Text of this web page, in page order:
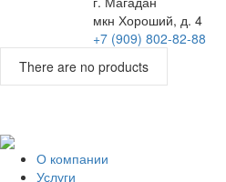
мкн Хороший, д. 4
+7 (909) 802-82-88
There are no products
О компании
Услуги